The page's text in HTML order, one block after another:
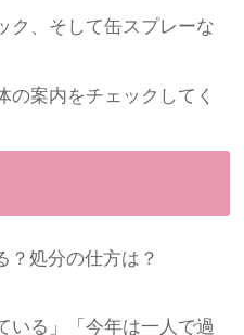
ク、そして缶スプレーな
の案内をチェックしてく
いる」「今年は一人で過